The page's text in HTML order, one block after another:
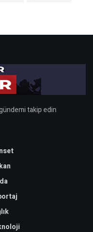
takip edin